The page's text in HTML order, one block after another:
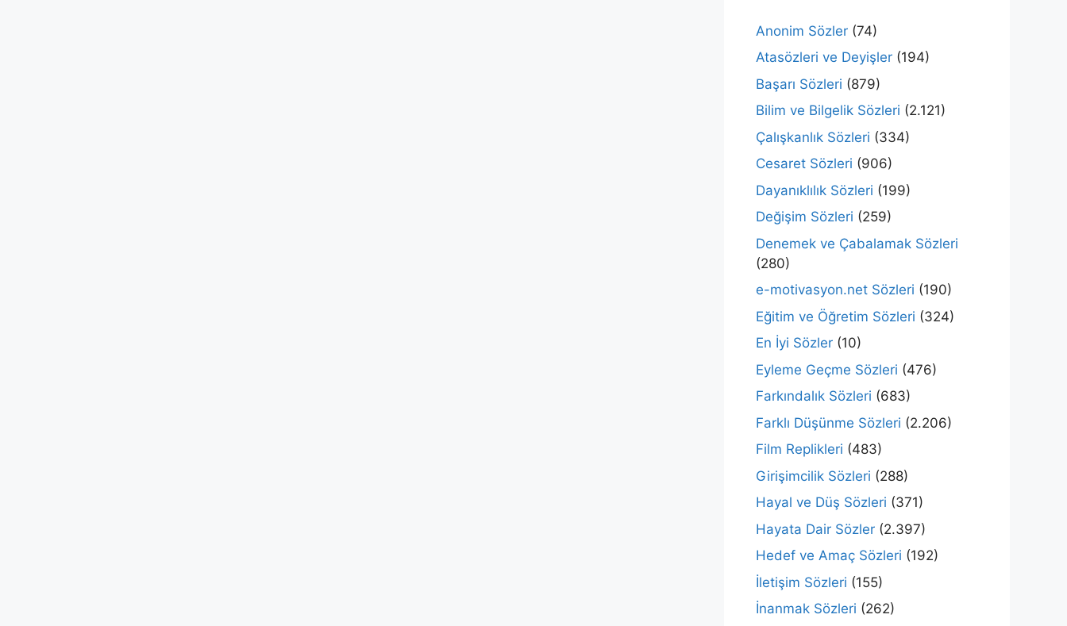
Anonim Sözler (74)
Atasözleri ve Deyişler (194)
Başarı Sözleri (879)
Bilim ve Bilgelik Sözleri (2.121)
Çalışkanlık Sözleri (334)
Cesaret Sözleri (906)
Dayanıklılık Sözleri (199)
Değişim Sözleri (259)
Denemek ve Çabalamak Sözleri
(280)
e-motivasyon.net Sözleri (190)
Eğitim ve Öğretim Sözleri (324)
En İyi Sözler (10)
Eyleme Geçme Sözleri (476)
Farkındalık Sözleri (683)
Farklı Düşünme Sözleri (2.206)
Film Replikleri (483)
Girişimcilik Sözleri (288)
Hayal ve Düş Sözleri (371)
Hayata Dair Sözler (2.397)
Hedef ve Amaç Sözleri (192)
İletişim Sözleri (155)
İnanmak Sözleri (262)